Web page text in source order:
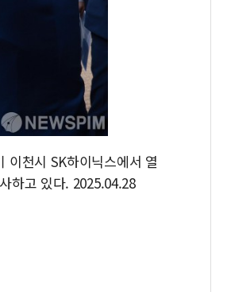
이천시 SK하이닉스에서 열
하고 있다. 2025.04.28